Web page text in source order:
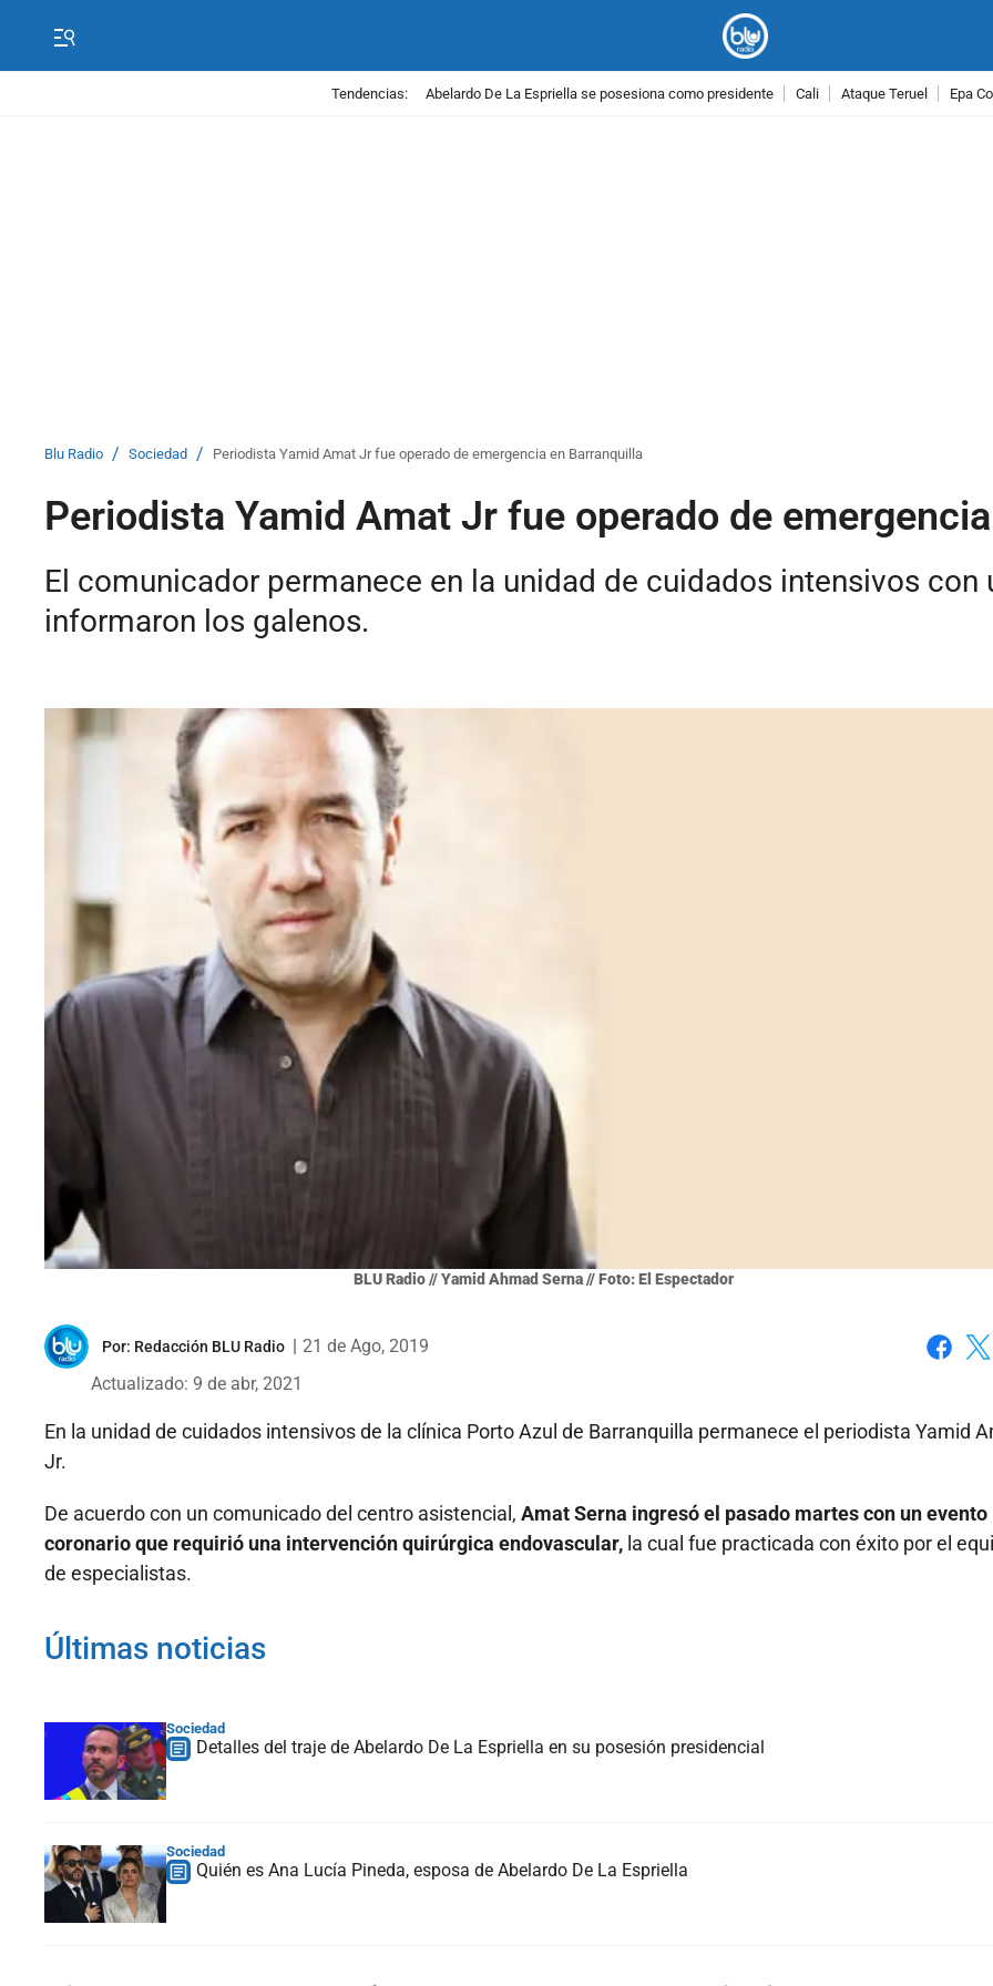
Tendencias: Abelardo De La Espriella se posesiona como presidente Cali Ataque Teruel Epa
Blu Radio / Sociedad / Periodista Yamid Amat Jr fue operado de emergencia en Barranquilla
Periodista Yamid Amat Jr fue operado de
El comunicador permanece en la unidad de cuidados intensivos
informaron los galenos.
BLU Radio // Yamid Ahmad Serna // Foto: El Espectador
Por: Redacción BLU Radio
21 de Ago, 2019
Actualizado: 9 de abr, 2021
En la unidad de cuidados intensivos de la clínica Porto Azul de Barranquilla permanece el periodista Yamid
Jr.
De acuerdo con un comunicado del centro asistencial, Amat Serna ingresó el pasado martes con un evento
coronario que requirió una intervención quirúrgica endovascular, la cual fue practicada con éxito por el
de especialistas.
Últimas noticias
Sociedad
Detalles del traje de Abelardo De La Espriella en su posesión presidencial
Sociedad
Quién es Ana Lucía Pineda, esposa de Abelardo De La Espriella